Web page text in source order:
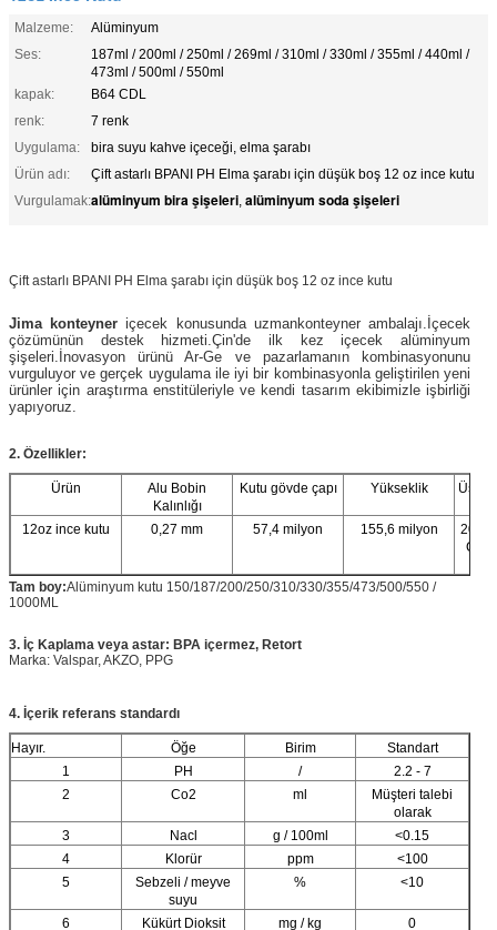
Malzeme:
Alüminyum
Ses:
187ml / 200ml / 250ml / 269ml / 310ml / 330ml / 355ml / 440ml /
473ml / 500ml / 550ml
kapak:
B64 CDL
renk:
7 renk
Uygulama:
bira suyu kahve içeceği, elma şarabı
Ürün adı:
Çift astarlı BPANI PH Elma şarabı için düşük boş 12 oz ince kutu
Vurgulamak:alüminyum bira şişeleri, alüminyum soda şişeleri
Çift astarlı BPANI PH Elma şarabı için düşük boş 12 oz ince kutu
Jima konteyner içecek konusunda uzmankonteyner ambalajı.İçecek
çözümünün destek hizmeti.Çin'de ilk kez içecek alüminyum
şişeleri. İnovasyon ürünü Ar-Ge ve pazarlamanın kombinasyonunu
vurguluyor ve gerçek uygulama ile iyi bir kombinasyonla geliştirilen yeni
ürünler için araştırma enstitüleriyle ve kendi tasarım ekibimizle işbirliği
yapıyoruz.
2. Özellikler:
Ürün
Alu Bobin
Kalınlığı
Kutu gövde çapı Yükseklik Üst
12oz ince kutu 0,27 mm 57,4 milyon 155,6 milyon
202 #
CDL
Tam boy:Alüminyum kutu 150/187/200/250/310/330/355/473/500/550 /
1000ML
3. İç Kaplama veya astar: BPA içermez, Retort
Marka: Valspar, AKZO, PPG
4. İçerik referans standardı
Hayır. Öğe Birim
Standart
1
PH /
2.2 - 7
2
Co2 ml
Müşteri talebi
olarak
3
Nacl g / 100ml
<0.15
4
Klorür ppm
<100
5
Sebzeli / meyve
suyu
% <10
6 Kükürt Dioksit mg / kg
0